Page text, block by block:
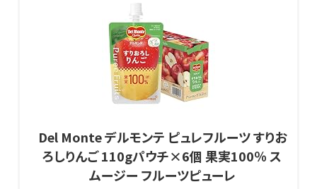
Del Monte デルモンテ ピュレフルーツ すりお
ろしりんご 110gパウチ×6個 果実100％ ス
ムージー フルーツピューレ